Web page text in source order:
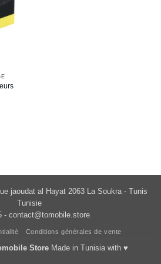
jaoudat al Hayat 2063 La Soukra - Tunis
Tunisie
- contact@tomobile.store
Conditions générales de vente
StoreMade in Tunisia with ♥